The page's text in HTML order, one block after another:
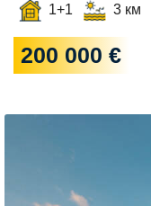
1+1 3 км
200 000 €